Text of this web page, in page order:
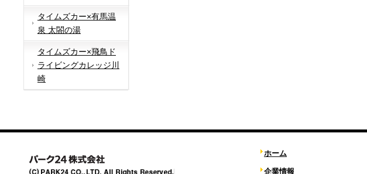
タイムズカー×有馬温
泉 太閤の湯
タイムズカー×飛鳥ド
ライビングカレッジ川
崎
ホーム
企業情報